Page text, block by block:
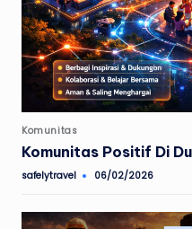
Posted
in
Komunitas
Komunitas Positif Di
Posted
safelytravel 06/02/2026